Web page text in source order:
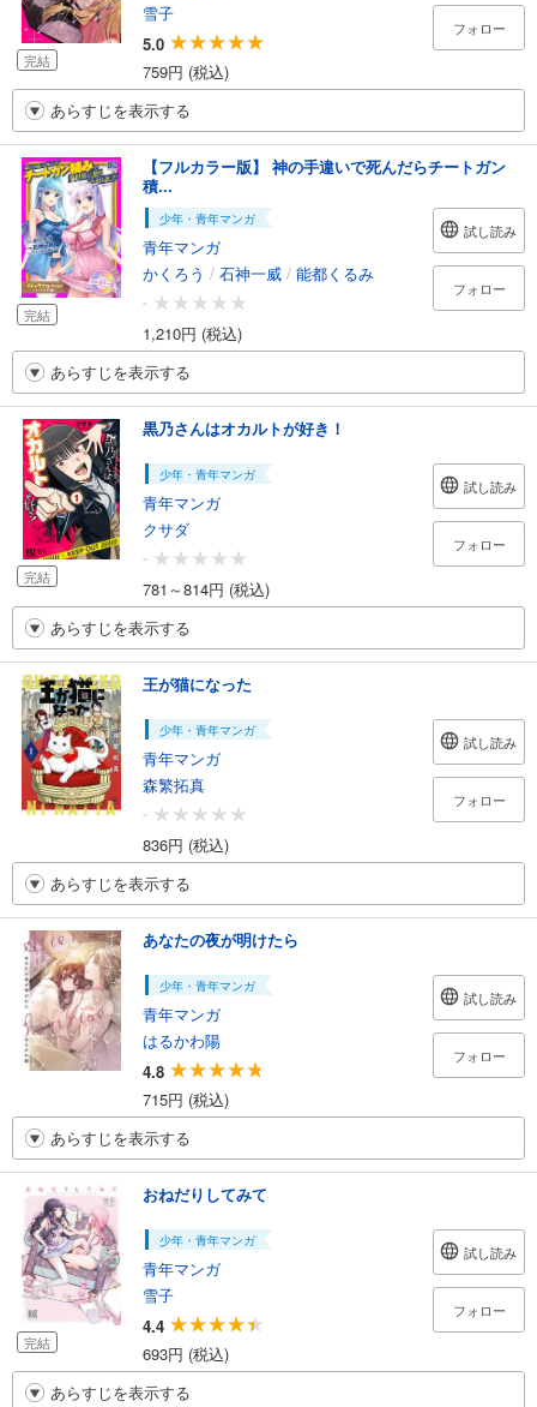
完結
雪子
5.0
759円 (税込)
フォロー
あらすじを表示する
完結
【フルカラー版】 神の手違いで死んだらチートガン
積...
少年・青年マンガ
青年マンガ
かくろう / 石神一威 / 能都くるみ
-
1,210円 (税込)
試し読み
フォロー
あらすじを表示する
完結
黒乃さんはオカルトが好き！
少年・青年マンガ
青年マンガ
クサダ
-
781～814円 (税込)
試し読み
フォロー
あらすじを表示する
王が猫になった
少年・青年マンガ
青年マンガ
森繁拓真
-
836円 (税込)
試し読み
フォロー
あらすじを表示する
あなたの夜が明けたら
少年・青年マンガ
青年マンガ
はるかわ陽
4.8
715円 (税込)
試し読み
フォロー
あらすじを表示する
完結
おねだりしてみて
少年・青年マンガ
青年マンガ
雪子
4.4
693円 (税込)
試し読み
フォロー
あらすじを表示する